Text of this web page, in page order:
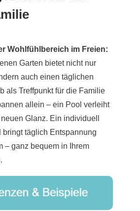
Wohlfühlbereich im Freien:
Garten bietet nicht nur
auch einen täglichen
als Treffpunkt für die Familie
allein – ein Pool verleiht
Glanz. Ein individuell
bringt täglich Entspannung
– ganz bequem in Ihrem